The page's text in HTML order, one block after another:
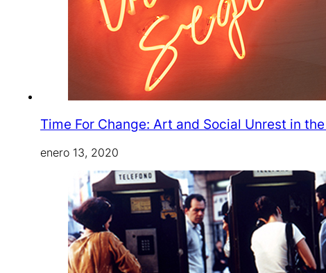
Time For Change: Art and Social Unrest in
enero 13, 2020